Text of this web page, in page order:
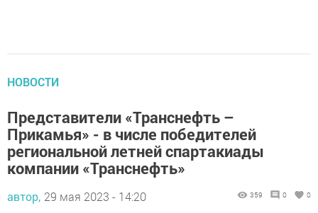
Представители «Транснефть –
Прикамья» - в числе победителей
региональной летней спартакиады
компании «Транснефть»